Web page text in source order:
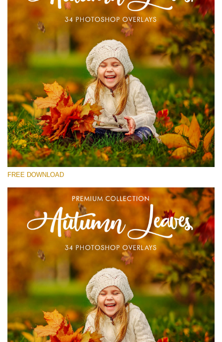
Por favor seleccione
Free Photoshop Overlay #12
Small 800*533px
Autumn Leaves
(34 Overlays)
4 Seasons (411 Overlays)
Large 6000*4000px
Entire Collection
(1783 Overlays)
Large 6000*4000px
Descarga gratis
FREE DOWNLOAD